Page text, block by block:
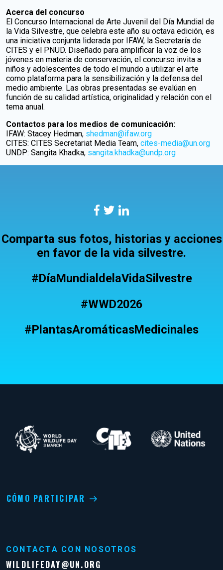
Acerca del concurso
El Concurso Internacional de Arte Juvenil del Día Mundial de
la Vida Silvestre, que celebra este año su octava edición, es
una iniciativa conjunta liderada por IFAW, la Secretaría de
CITES y el PNUD. Diseñado para amplificar la voz de los
jóvenes en materia de conservación, el concurso invita a
niños y adolescentes de todo el mundo a utilizar el arte
como plataforma para la sensibilización y la defensa del
medio ambiente. Las obras presentadas se evalúan en
función de su calidad artística, originalidad y relación con el
tema anual.
Contactos para los medios de comunicación:
IFAW: Stacey Hedman, shedman@ifaw.org
CITES: CITES Secretariat Media Team, cites-media@un.org
UNDP: Sangita Khadka, sangita.khadka@undp.org
Comparta sus fotos, historias y acciones
en favor de la vida silvestre.
#DíaMundialdelaVidaSilvestre
#WWD2026
#PlantasAromáticasMedicinales
CÓMO PARTICIPAR
CONTACTA CON NOSOTROS
WILDLIFEDAY@UN.ORG